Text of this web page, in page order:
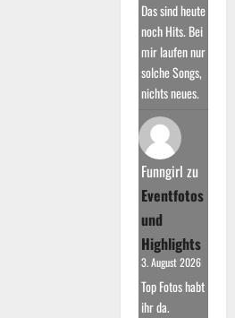
Das sind heute
noch Hits. Bei
mir laufen nur
solche Songs,
nichts neues.
Funngirl zu
Eventfotos
und
Highlights
3. August 2026
Top Fotos habt
ihr da.